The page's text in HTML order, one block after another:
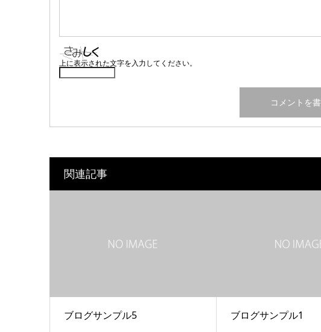
上に表示された文字を入力してください。
関連記事
ブログサンプル5 ブログサンプル1